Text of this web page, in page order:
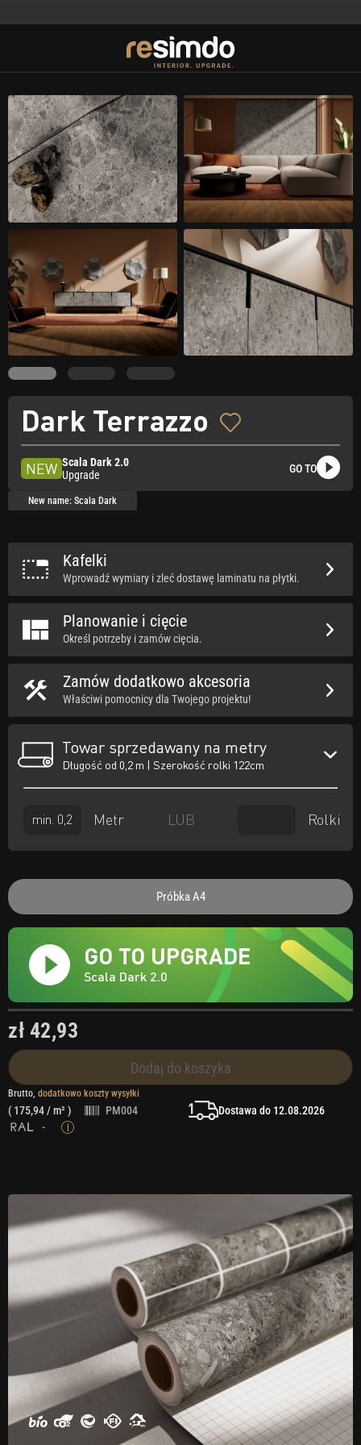
Dark Terrazzo
NEW Scala Dark 2.0
Upgrade
GO TO
New name: Scala Dark
Kafelki
Wprowadź wymiary i zleć dostawę laminatu na płytki.
Planowanie i cięcie
Określ potrzeby i zamów cięcia.
Zamów dodatkowo akcesoria
Właściwi pomocnicy dla Twojego projektu!
Towar sprzedawany na metry
Długość od 0,2 m | Szerokość rolki 122cm
Metr LUB Rolki
Próbka A4
GO TO UPGRADE
Scala Dark 2.0
zł 42,93
Dodaj do koszyka
Brutto, dodatkowo koszty wysyłki
( 175,94/ m² )
PM004
-
Dostawa do 12.08.2026